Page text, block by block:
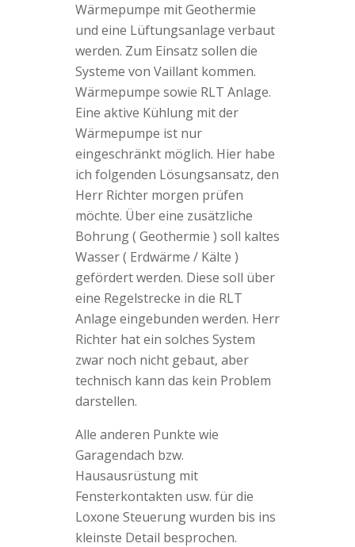
Wärmepumpe mit Geothermie
und eine Lüftungsanlage verbaut
werden. Zum Einsatz sollen die
Systeme von Vaillant kommen.
Wärmepumpe sowie RLT Anlage.
Eine aktive Kühlung mit der
Wärmepumpe ist nur
eingeschränkt möglich. Hier habe
ich folgenden Lösungsansatz, den
Herr Richter morgen prüfen
möchte. Über eine zusätzliche
Bohrung ( Geothermie ) soll kaltes
Wasser ( Erdwärme / Kälte )
gefördert werden. Diese soll über
eine Regelstrecke in die RLT
Anlage eingebunden werden. Herr
Richter hat ein solches System
zwar noch nicht gebaut, aber
technisch kann das kein Problem
darstellen.
Alle anderen Punkte wie
Garagendach bzw.
Hausausrüstung mit
Fensterkontakten usw. für die
Loxone Steuerung wurden bis ins
kleinste Detail besprochen.